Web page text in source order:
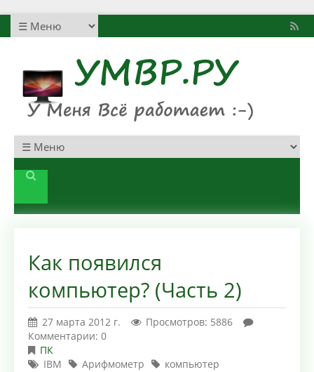
Как появился
компьютер? (Часть 2)
27 марта 2012 г.
Просмотров: 5886
Комментарии: 0
ПК
IBM
Арифмометр компьютер